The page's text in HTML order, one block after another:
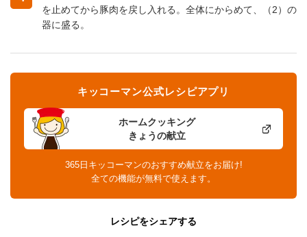
を止めてから豚肉を戻し入れる。全体にからめて、（2）の
器に盛る。
ホームクッキング
きょうの献立
キッコーマン公式レシピアプリ
365日キッコーマンのおすすめ献立をお届け!
全ての機能が無料で使えます。
レシピをシェアする